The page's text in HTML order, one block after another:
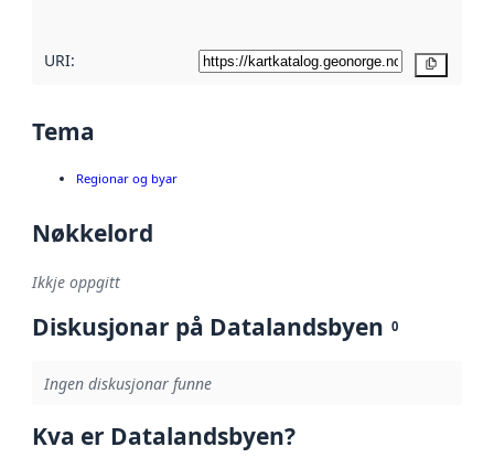
URI:
Tema
Regionar og byar
Nøkkelord
Ikkje oppgitt
Diskusjonar på Datalandsbyen 0
Ingen diskusjonar funne
Kva er Datalandsbyen?